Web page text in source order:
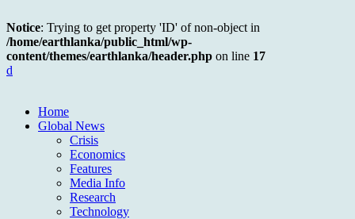
Notice: Trying to get property 'ID' of non-object in
/home/earthlanka/public_html/wp-
content/themes/earthlanka/header.php on line 17
d
Home
Global News
Crisis
Economics
Features
Media Info
Research
Technology